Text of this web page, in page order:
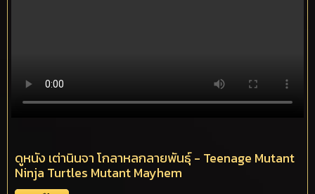
ดูหนัง เต่านินจา โกลาหลกลายพันธุ์ - Teenage Mutant
Ninja Turtles Mutant Mayhem